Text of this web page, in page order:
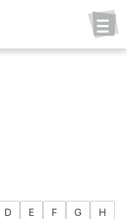
D E F G
H